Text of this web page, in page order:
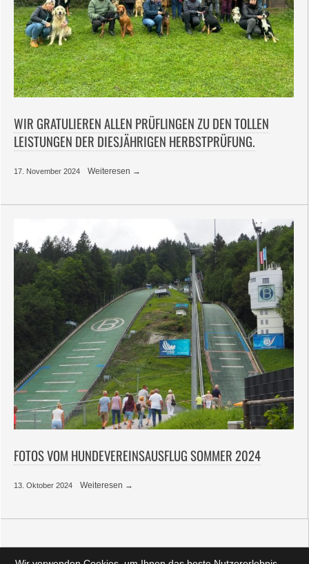
WIR GRATULIEREN ALLEN PRÜFLINGEN ZU DEN TOLLEN
LEISTUNGEN DER DIESJÄHRIGEN HERBSTPRÜFUNG.
17. November 2024 Weiteresen →
FOTOS VOM HUNDEVEREINSAUSFLUG SOMMER 2024
13. Oktober 2024 Weiteresen →